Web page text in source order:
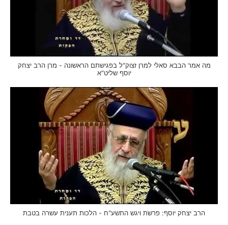
מה אמר הבבא סאלי למרן זצוק"ל בפגישתם הראשונה - מרן הרב יצחק
יוסף שליט"א
הרב יצחק יוסף: פרשת ויגש התשע"ח - הלכות תענית עשרה בטבת